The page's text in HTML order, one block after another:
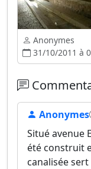
Anonymes
31/10/2011 à
Anonymes
Situé avenue
été construit
canalisée